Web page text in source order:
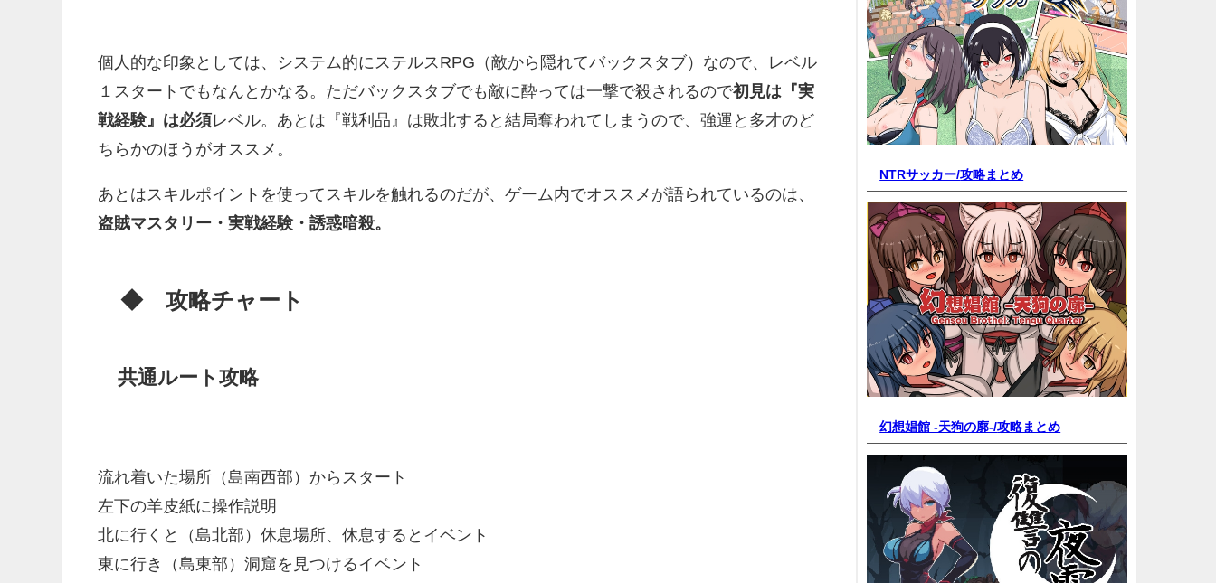
個人的な印象としては、システム的にステルスRPG（敵から隠れてバックスタブ）なので、レベル
１スタートでもなんとかなる。ただバックスタブでも敵に酔っては一撃で殺されるので初見は『実
戦経験』は必須 レベル。あとは『戦利品』は敗北すると結局奪われてしまうので、強運と多才のど
ちらかのほうがオススメ。
あとはスキルポイントを使ってスキルを触れるのだが、ゲーム内でオススメが語られているのは、
盗賊マスタリー・実戦経験・誘惑暗殺。
◆ 攻略チャート
共通ルート攻略
流れ着いた場所（島南西部）からスタート
左下の羊皮紙に操作説明
北に行くと（島北部）休息場所、休息するとイベント
東に行き（島東部）洞窟を見つけるイベント
NTRサッカー/攻略まとめ
幻想娼館 -天狗の廓-/攻略まとめ